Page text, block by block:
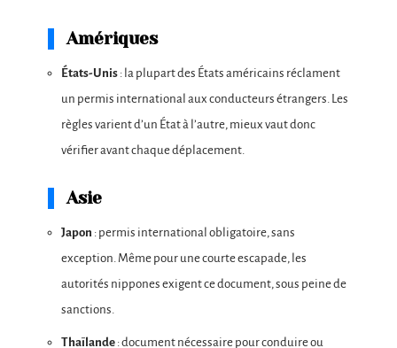
Amériques
États-Unis : la plupart des États américains réclament
un permis international aux conducteurs étrangers. Les
règles varient d’un État à l’autre, mieux vaut donc
vérifier avant chaque déplacement.
Asie
Japon : permis international obligatoire, sans
exception. Même pour une courte escapade, les
autorités nippones exigent ce document, sous peine de
sanctions.
Thaïlande : document nécessaire pour conduire ou